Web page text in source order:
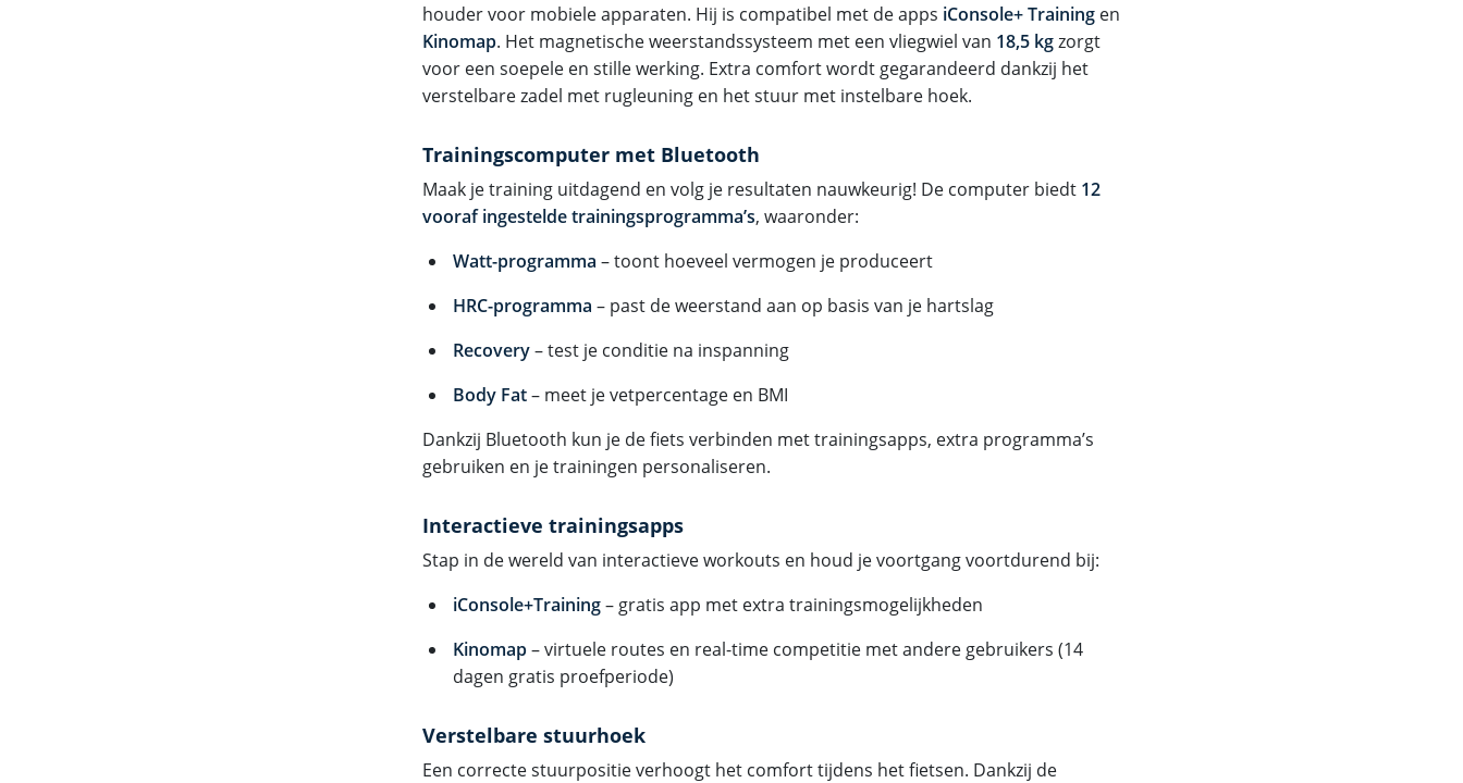
houder voor mobiele apparaten. Hij is compatibel met de apps iConsole+ Training en
Kinomap. Het magnetische weerstandssysteem met een vliegwiel van 18,5 kgzorgt
voor een soepele en stille werking. Extra comfort wordt gegarandeerd dankzij het
verstelbare zadel met rugleuning en het stuur met instelbare hoek.
Trainingscomputer met Bluetooth
Maak je training uitdagend en volg je resultaten nauwkeurig! De computer biedt 12
vooraf ingestelde trainingsprogramma’s, waaronder:
Watt-programma – toont hoeveel vermogen je produceert
HRC-programma – past de weerstand aan op basis van je hartslag
Recovery– test je conditie na inspanning
Body Fat– meet je vetpercentage en BMI
Dankzij Bluetooth kun je de fiets verbinden met trainingsapps, extra programma’s
gebruiken en je trainingen personaliseren.
Interactieve trainingsapps
Stap in de wereld van interactieve workouts en houd je voortgang voortdurend bij:
iConsole+Training– gratis app met extra trainingsmogelijkheden
Kinomap– virtuele routes en real-time competitie met andere gebruikers (14
dagen gratis proefperiode)
Verstelbare stuurhoek
Een correcte stuurpositie verhoogt het comfort tijdens het fietsen. Dankzij de